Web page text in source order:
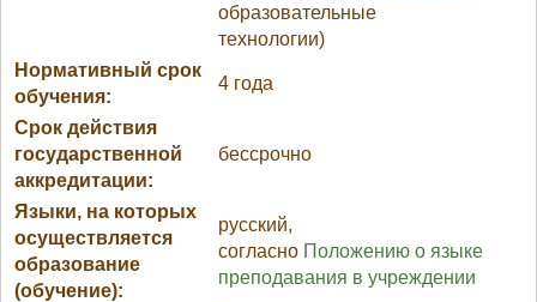
образовательные
технологии)
Нормативный срок
обучения:
4 года
Срок действия
государственной
аккредитации:
бессрочно
Языки, на которых
осуществляется
образование
(обучение):
русский,
согласно Положению о языке
преподавания в учреждении